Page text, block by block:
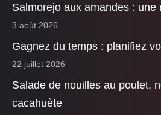
Salmorejo aux amandes : une
3 août 2026
Gagnez du temps : planifiez
22 juillet 2026
Salade de nouilles au poulet,
cacahuète